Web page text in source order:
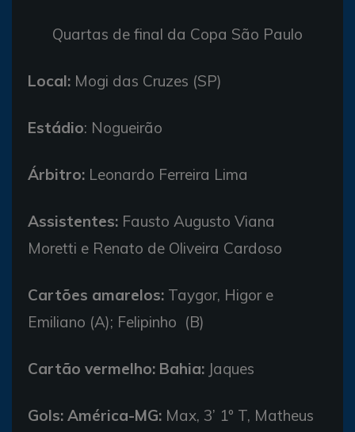
Quartas de final da Copa São Paulo
Local: Mogi das Cruzes (SP)
Estádio: Nogueirão
Árbitro: Leonardo Ferreira Lima
Assistentes: Fausto Augusto Viana
Moretti e Renato de Oliveira Cardoso
Cartões amarelos: Taygor, Higor e
Emiliano (A); Felipinho (B)
Cartão vermelho: Bahia: Jaques
Gols: América-MG: Max, 3’ 1º T, Matheus